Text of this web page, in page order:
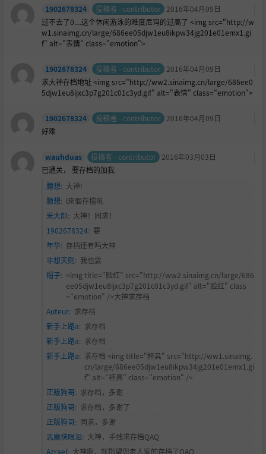
1902678324 投稿者 - contributor 2016年04月09日
过不去了0....这个休闲游泳的难度尼玛的过高了 <img src="http://w
w1.sinaimg.cn/large/686ee05djw1eu8ikpw34jg201e01emx1.gi
f" alt="表情" class="emotion">
1902678324 投稿者 - contributor 2016年04月09日
求大神存档地址 <img src="http://ww2.sinaimg.cn/large/686ee0
5djw1eu8ijxc3p7g201c01c3yd.gif" alt="表情" class="emotion">
1902678324 投稿者 - contributor 2016年04月09日
好难
wauhduas 投稿者 - contributor 2016年03月03日
已通关， 要存档的加我
臆想: 大神!
臆想: l來個存檔吼
米大郎: 大神！同求！
1902678324: 要
年华: 存档还有吗大神
非想天则: 我也要
帽子: <img title="脸红" src="http://ww2.sinaimg.cn/large/686
ee05djw1eu8ijxc3p7g201c01c3yd.gif" alt="脸红" class
="emotion" />大神求存档
Auteur: 求存档
新手上路a: 求存档
新手上路a: 求存档
新手上路a: 求存档 <img title="杯具" src="http://ww1.sinaimg.
cn/large/686ee05djw1eu8ikpw34jg201e01emx1.gi
f" alt="杯具" class="emotion" />
正版狗哥: 求存档，多谢
正版狗哥: 求存档，多谢了
正版狗哥: 同求，多谢
恶魔抹眼泪: 大神，手残求存档QAQ
Azrael: 大神啊，就指望您老人家的存档了QAQ